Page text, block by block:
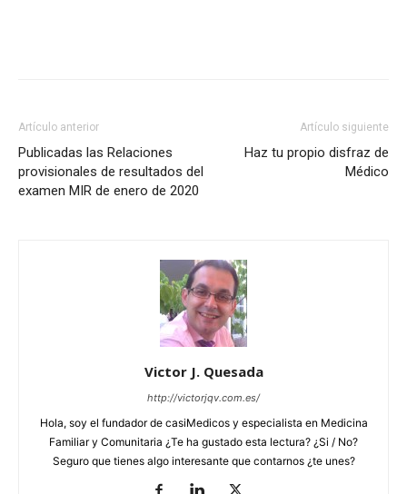
Artículo anterior
Publicadas las Relaciones
provisionales de resultados del
examen MIR de enero de 2020
Artículo siguiente
Haz tu propio disfraz de
Médico
Victor J. Quesada
http://victorjqv.com.es/
Hola, soy el fundador de casiMedicos y especialista en Medicina
Familiar y Comunitaria ¿Te ha gustado esta lectura? ¿Si / No?
Seguro que tienes algo interesante que contarnos ¿te unes?